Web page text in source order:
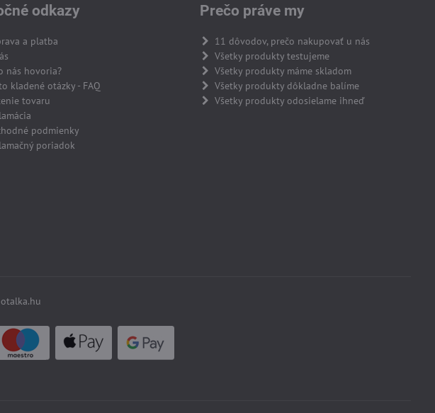
odkazy
a platba
nás hovoria?
kladené otázky - FAQ
tovaru
podmienky
poriadok
Prečo práve my
11 dôvodov, prečo nakupovať u nás
Všetky produkty testujeme
Všetky produkty máme skladom
Všetky produkty dôkladne balíme
Všetky produkty odosielame ihneď